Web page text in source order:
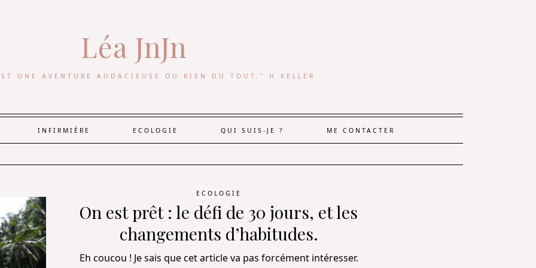
Léa JnJn
UNE AVENTURE AUDACIEUSE OU RIEN DU TOUT." H.KELLER
INFIRMIÈRE ECOLOGIE QUI SUIS-JE ? ME CONTACTER
ECOLOGIE
On est prêt : le défi de 30 jours, et les
changements d’habitudes.
Eh coucou ! Je sais que cet article va pas forcément intéresser.